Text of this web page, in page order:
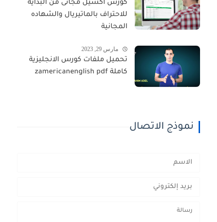
كورس اكسيل مجانى من البدايه
للاحتراف بالماتيريال والشهاده
المجانية
مارس 29, 2023
تحميل ملفات كورس الانجليزية
كاملة zamericanenglish pdf
نموذج الاتصال